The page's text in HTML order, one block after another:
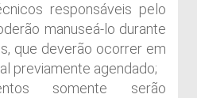
responsáveis pelo
manuseá-lo durante
que deverão ocorrer em
previamente agendado;
somente serão